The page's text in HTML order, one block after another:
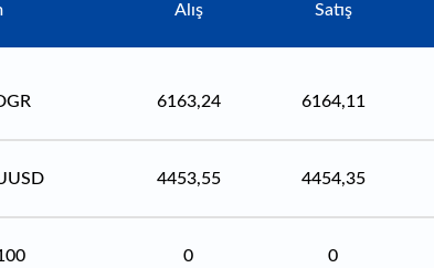
Alış Satış
6163,24 6164,11
4453,55 4454,35
0 0